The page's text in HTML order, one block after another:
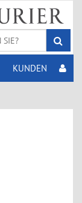
KUNDEN